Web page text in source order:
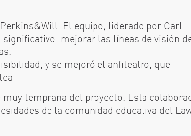
El equipo, liderado por Carl
mejorar las líneas de visión
y se mejoró el anfiteatro, que
temprana del proyecto. Esta
de la comunidad educativa del